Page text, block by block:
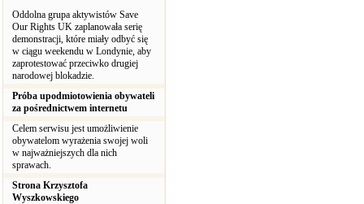
Oddolna grupa aktywistów Save
Our Rights UK zaplanowała serię
demonstracji, które miały odbyć się
w ciągu weekendu w Londynie, aby
zaprotestować przeciwko drugiej
narodowej blokadzie.
Próba upodmiotowienia obywateli
za pośrednictwem internetu
Celem serwisu jest umożliwienie
obywatelom wyrażenia swojej woli
w najważniejszych dla nich
sprawach.
Strona Krzysztofa
Wyszkowskiego